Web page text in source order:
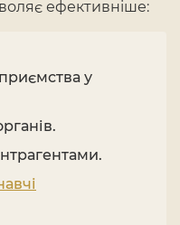
ефективніше:
у